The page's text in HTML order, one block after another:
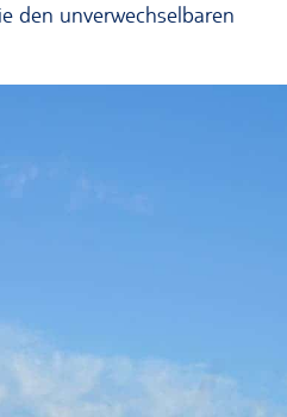
den unverwechselbaren